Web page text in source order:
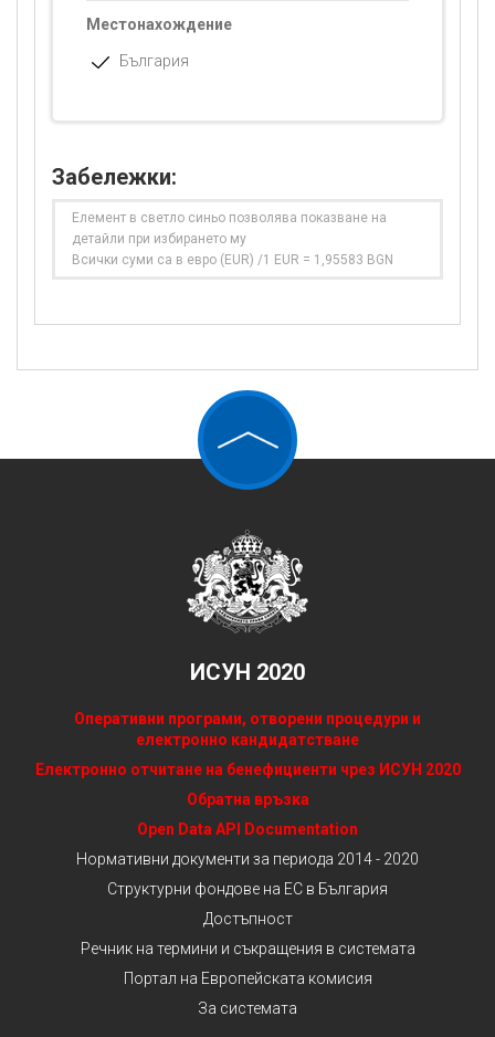
Местонахождение
България
Забележки:
Елемент в светло синьо позволява показване на
детайли при избирането му
Всички суми са в евро (EUR) /1 EUR = 1,95583 BGN
ИСУН 2020
Оперативни програми, отворени процедури и
електронно кандидатстване
Електронно отчитане на бенефициенти чрез ИСУН 2020
Обратна връзка
Open Data API Documentation
Нормативни документи за периода 2014 - 2020
Структурни фондове на ЕС в България
Достъпност
Речник на термини и съкращения в системата
Портал на Европейската комисия
За системата